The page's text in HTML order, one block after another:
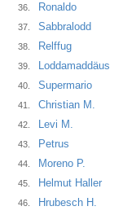
36.
Ronaldo
37.
Sabbralodd
38.
Relffug
39.
Loddamaddäus
40.
Supermario
41.
Christian M.
42.
Levi M.
43.
Petrus
44.
Moreno P.
45.
Helmut Haller
46.
Hrubesch H.